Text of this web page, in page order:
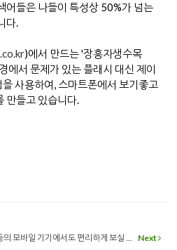
어들은 나들이 특성상 50%가 넘는
다.
)에서 만드는 '장흥자생수목
에서 문제가 있는 플래시 대신 제이
사용하여, 스마트폰에서 보기좋고
만들고 있습니다.
의 모바일 기기에서도 편리하게 보실 ...
Next